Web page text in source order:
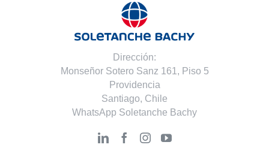
Dirección:
Monseñor Sotero Sanz 161, Piso 5
Providencia
Santiago, Chile
WhatsApp Soletanche Bachy